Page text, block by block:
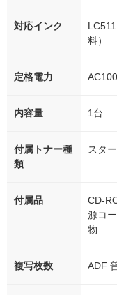
対応インク
料）
定格電力
内容量 1台
付属トナー種
類
スタ
付属品
CD-
源コ
物
複写枚数 ADF